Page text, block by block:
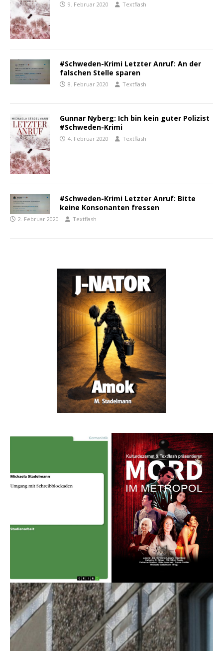
9. Februar 2020 Textflash
#Schweden-Krimi Letzter Anruf: An der
falschen Stelle sparen
8. Februar 2020 Textflash
Gunnar Nyberg: Ich bin kein guter Polizist
#Schweden-Krimi
4. Februar 2020 Textflash
#Schweden-Krimi Letzter Anruf: Bitte
keine Konsonanten fressen
2. Februar 2020 Textflash